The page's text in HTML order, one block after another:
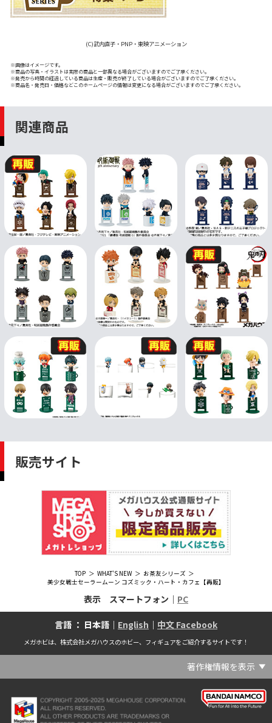
(C)武内直子・PNP・東映アニメーション
※画像はイメージです。
※商品の写真・イラストは実際の商品と一部異なる場合がございますのでご了承ください。
※発売から時間の経過している商品は生産・販売が終了している場合がございますのでご了承ください。
※商品名・発売日・価格などこのホームページの情報は変更になる場合がございますのでご了承ください。
関連商品
販売サイト
TOP WHAT'S NEW
お茶友シリーズ
美少女戦士セーラームーン コズミック・ハート・カフェ【再販】
表示 スマートフォン｜ PC
言語 ： 日本語｜ English ｜ 中文 Facebook
メガホビは、株式会社メガハウスのホビー、フィギュアをご紹介するサイトです！
著作権情報を表示